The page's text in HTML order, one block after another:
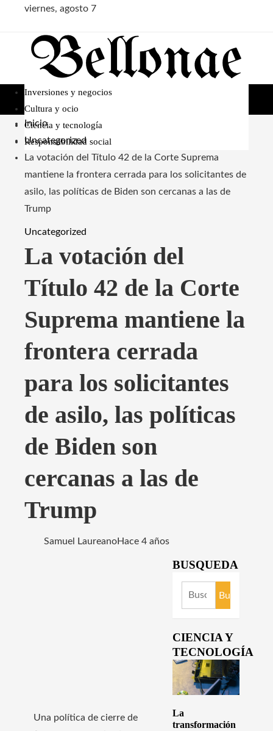
viernes, agosto 7
Inversiones y negocios
Cultura y ocio
Ciencia y tecnología
Responsabilidad social
Inicio
Uncategorized
La votación del Título 42 de la Corte Suprema
mantiene la frontera cerrada para los solicitantes de
asilo, las políticas de Biden son cercanas a las de
Trump
Uncategorized
La votación del
Título 42 de la Corte
Suprema mantiene la
frontera cerrada
para los solicitantes
de asilo, las políticas
de Biden son
cercanas a las de
Trump
Samuel LaureanoHace 4 años
Una política de cierre de
BUSQUEDA
Buscar:
CIENCIA Y
TECNOLOGÍA
La
transformación